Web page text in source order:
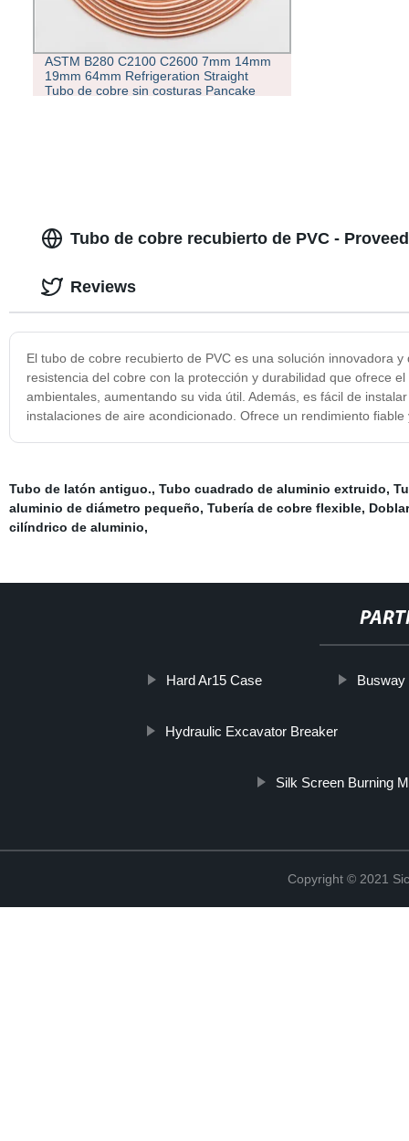
ASTM B280 C2100 C2600 7mm 14mm
19mm 64mm Refrigeration Straight
Tubo de cobre sin costuras Pancake
Tubo de cobre recubierto de PVC -
El tubo de cobre recubierto de PVC es una solución innovadora
resistencia del cobre con la protección y durabilidad que ofrece
ambientales, aumentando su vida útil. Además, es fácil de
instalaciones de aire acondicionado. Ofrece un rendimiento
Reviews
Tubo de latón antiguo., Tubo cuadrado de aluminio extruido,
aluminio de diámetro pequeño, Tubería de cobre flexible,
cilíndrico de aluminio,
Hard Ar15 Case
Hydraulic Excavator Breaker
Silk Screen Burning
Copyright © 2021